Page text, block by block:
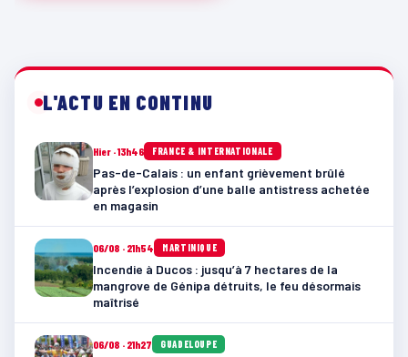
L'ACTU EN CONTINU
Hier · 13h46 FRANCE & INTERNATIONALE
Pas-de-Calais : un enfant grièvement brûlé
après l’explosion d’une balle antistress achetée
en magasin
06/08 · 21h54 MARTINIQUE
Incendie à Ducos : jusqu’à 7 hectares de la
mangrove de Génipa détruits, le feu désormais
maîtrisé
06/08 · 21h27 GUADELOUPE